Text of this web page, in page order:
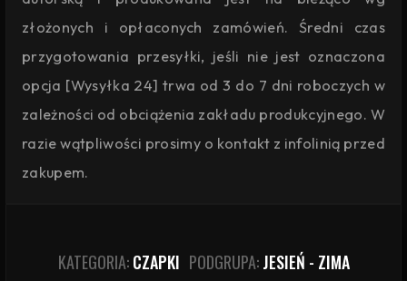
złożonych i opłaconych zamówień. Średni czas
przygotowania przesyłki, jeśli nie jest oznaczona
opcja [Wysyłka 24] trwa od 3 do 7 dni roboczych w
zależności od obciążenia zakładu produkcyjnego. W
razie wątpliwości prosimy o kontakt z infolinią przed
zakupem.
KATEGORIA:CZAPKI PODGRUPA:JESIEŃ - ZIMA